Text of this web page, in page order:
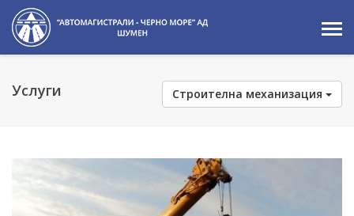
Услуги Строителна механизация